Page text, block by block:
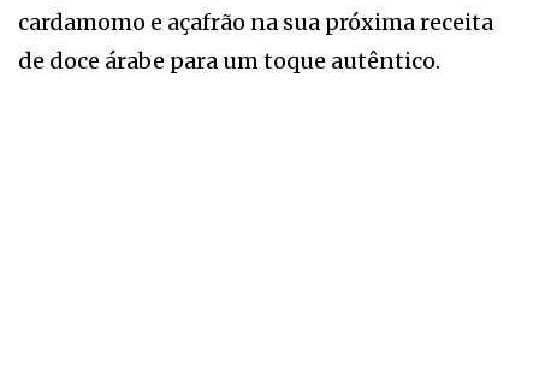
cardamomo e açafrão na sua próxima receita
de doce árabe para um toque autêntico.